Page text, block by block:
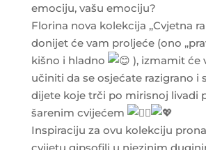
emociju, vašu emociju?
Florina nova kolekcija „Cvjetna
donijet će vam proljeće (ono
kišno i hladno
), izmamit će
učiniti da se osjećate razigrano i
dijete koje trči po mirisnoj livadi
šarenim cvijećem
Inspiraciju za ovu kolekciju